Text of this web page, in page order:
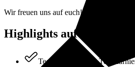
Wir freuen uns auf euch!
Highlights auf einen Blick
Teamchallenges &